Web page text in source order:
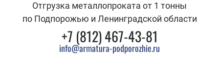
Отгрузка металлопроката от 1 тонны
по Подпорожью и Ленинградской области
+7 (812) 467-43-81
info@armatura-podporozhie.ru